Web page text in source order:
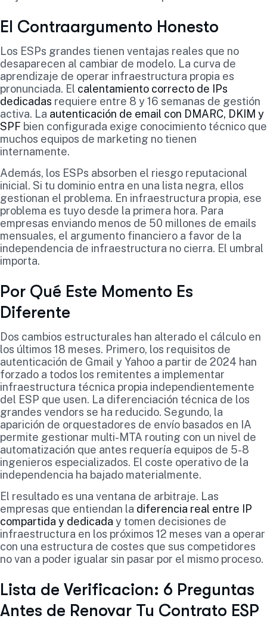
El Contraargumento Honesto
Los ESPs grandes tienen ventajas reales que no
desaparecen al cambiar de modelo. La curva de
aprendizaje de operar infraestructura propia es
pronunciada. El calentamiento correcto de IPs
dedicadas requiere entre 8 y 16 semanas de gestión
activa. La autenticación de email con DMARC, DKIM y
SPF bien configurada exige conocimiento técnico que
muchos equipos de marketing no tienen
internamente.
Además, los ESPs absorben el riesgo reputacional
inicial. Si tu dominio entra en una lista negra, ellos
gestionan el problema. En infraestructura propia, ese
problema es tuyo desde la primera hora. Para
empresas enviando menos de 50 millones de emails
mensuales, el argumento financiero a favor de la
independencia de infraestructura no cierra. El umbral
importa.
Por Qué Este Momento Es
Diferente
Dos cambios estructurales han alterado el cálculo en
los últimos 18 meses. Primero, los requisitos de
autenticación de Gmail y Yahoo a partir de 2024 han
forzado a todos los remitentes a implementar
infraestructura técnica propia independientemente
del ESP que usen. La diferenciación técnica de los
grandes vendors se ha reducido. Segundo, la
aparición de orquestadores de envío basados en IA
permite gestionar multi-MTA routing con un nivel de
automatización que antes requería equipos de 5-8
ingenieros especializados. El coste operativo de la
independencia ha bajado materialmente.
El resultado es una ventana de arbitraje. Las
empresas que entiendan la diferencia real entre IP
compartida y dedicada y tomen decisiones de
infraestructura en los próximos 12 meses van a operar
con una estructura de costes que sus competidores
no van a poder igualar sin pasar por el mismo proceso.
Lista de Verificacion: 6 Preguntas
Antes de Renovar Tu Contrato ESP